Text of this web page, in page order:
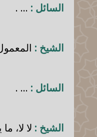
السائل : ... .
الشيخ :
السائل : ... .
الشيخ : لا لا،